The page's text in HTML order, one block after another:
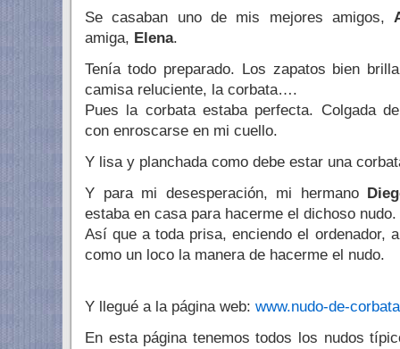
Se casaban uno de mis mejores amigos,
amiga, Elena.
Tenía todo preparado. Los zapatos bien
camisa reluciente, la corbata….
Pues la corbata estaba perfecta. Colgada
con enroscarse en mi cuello.
Y lisa y planchada como debe estar una
Y para mi desesperación, mi hermano
estaba en casa para hacerme el dichoso nudo.
Así que a toda prisa, enciendo el ordenador,
como un loco la manera de hacerme el nudo.
Y llegué a la página web: www.nudo-de-
En esta página tenemos todos los nudos